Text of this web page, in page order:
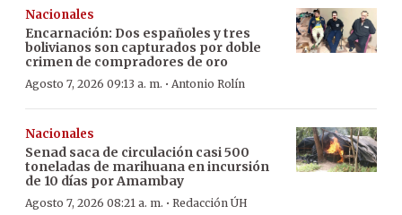
Nacionales
Encarnación: Dos españoles y tres
bolivianos son capturados por doble
crimen de compradores de oro
Agosto 7, 2026 09:13 a. m. · Antonio Rolín
Nacionales
Senad saca de circulación casi 500
toneladas de marihuana en incursión
de 10 días por Amambay
Agosto 7, 2026 08:21 a. m. · Redacción ÚH